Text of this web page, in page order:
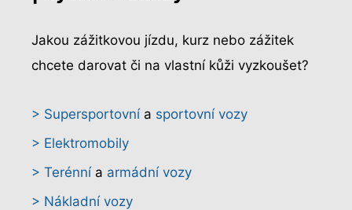
Jakou zážitkovou jízdu, kurz nebo zážitek
chcete darovat či na vlastní kůži vyzkoušet?
> Supersportovnía sportovní vozy
> Elektromobily
> Terénnía armádní vozy
> Nákladní vozy